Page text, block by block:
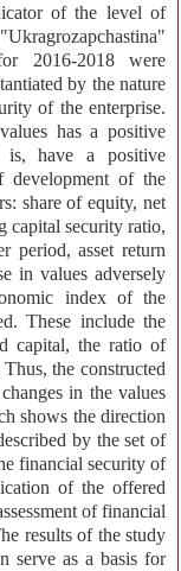
of the level of
2016-2018 were
by the nature
of the enterprise.
has a positive
is, have a positive
development of the
share of equity, net
capital security ratio,
period, asset return
in values adversely
index of the
These include the
capital, the ratio of
the constructed
in the values
shows the direction
by the set of
financial security of
of the offered
of financial
results of the study
serve as a basis for